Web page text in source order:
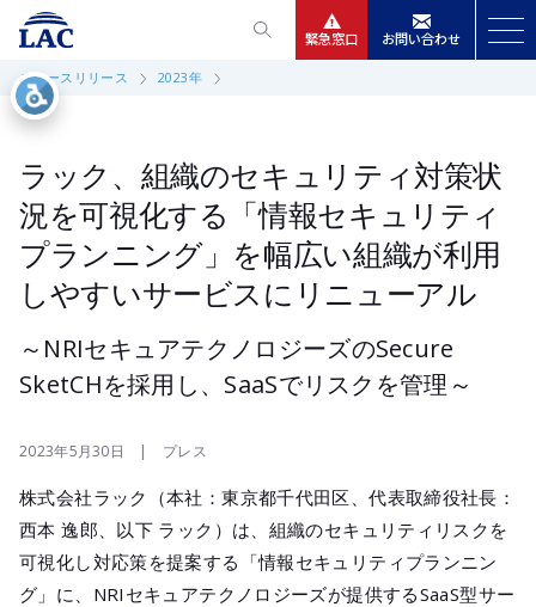
緊急窓口 お問い合わせ
ニュースリリース
会社情報
IR情報
採用
メールマガ
公式SNS
ニュースリリース 2023年
ラック、組織のセキュリティ対策状
況を可視化する「情報セキュリティ
プランニング」を幅広い組織が利用
しやすいサービスにリニューアル
～NRIセキュアテクノロジーズのSecure
SketCHを採用し、SaaSでリスクを管理～
2023年5月30日 | プレス
株式会社ラック（本社：東京都千代田区、代表取締役社長：
西本 逸郎、以下 ラック）は、組織のセキュリティリスクを
可視化し対応策を提案する「情報セキュリティプランニン
グ」に、NRIセキュアテクノロジーズが提供するSaaS型サー